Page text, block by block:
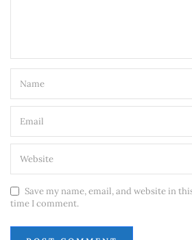
Save my name, email, and website in
time I comment.